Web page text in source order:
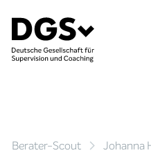
Berater-Scout Johanna